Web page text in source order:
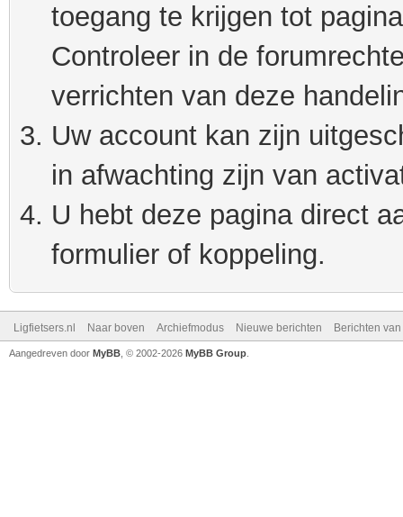
toegang te krijgen tot
Controleer in de
verrichten van deze
Uw account kan zijn
in afwachting zijn van
U hebt deze pagina direct
formulier of koppeling.
Ligfietsers.nl Naar boven Archiefmodus Nieuwe berichten Berichten
Aangedreven door MyBB , © 2002-2026 MyBB Group